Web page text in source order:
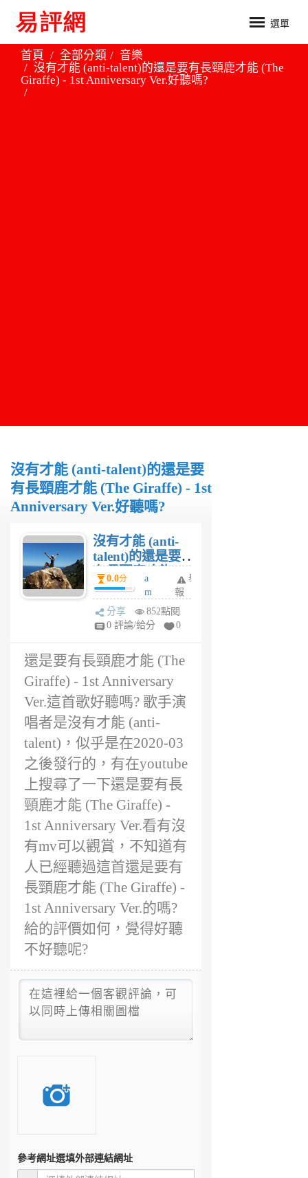
選單
首頁 全部分類
音樂
沒有才能 (anti-talent)的還是要有長頸鹿才能 (The
Giraffe) - 1st Anniversary Ver.好聽嗎?
沒有才能 (anti-talent)的還是要
有長頸鹿才能 (The Giraffe) - 1st
Anniversary Ver.好聽嗎?
沒有才能 (anti-
talent)的還是要
有長頸鹿才能
(The Giraffe) -
1st Anniversary
Ver.好聽嗎?
0.0分
a
m
y
w
年
舉
報
分享
852點閱
0 評論/給分
0
還是要有長頸鹿才能 (The
Giraffe) - 1st Anniversary
Ver.這首歌好聽嗎? 歌手演
唱者是沒有才能 (anti-
talent)，似乎是在2020-03
之後發行的，有在youtube
上搜尋了一下還是要有長
頸鹿才能 (The Giraffe) -
1st Anniversary Ver.看有沒
有mv可以觀賞，不知道有
人已經聽過這首還是要有
長頸鹿才能 (The Giraffe) -
1st Anniversary Ver.的嗎?
給的評價如何，覺得好聽
不好聽呢?
參考網址選填外部連結網址